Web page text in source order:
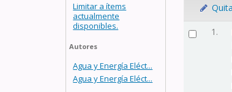
Limitar a ítems
actualmente
disponibles.
Autores
Agua y Energía Eléct...
Agua y Energía Eléct...
1.